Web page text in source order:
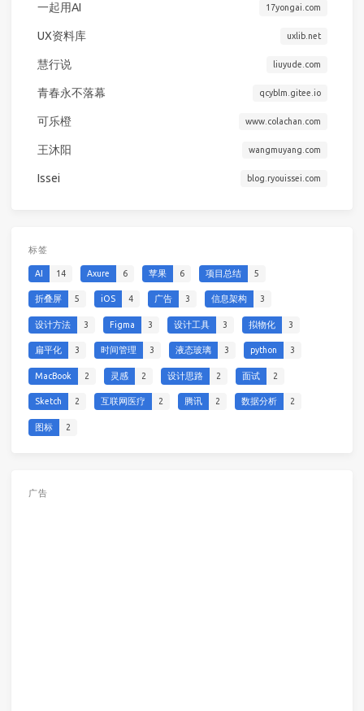
一起用AI 17yongai.com
UX资料库 uxlib.net
慧行说 liuyude.com
青春永不落幕 qcyblm.gitee.io
可乐橙 www.colachan.com
王沐阳 wangmuyang.com
Issei blog.ryouissei.com
标签
AI 14 Axure 6 苹果 6 项目总结 5
折叠屏 5 iOS 4 广告 3 信息架构 3
设计方法 3 Figma 3 设计工具 3 拟物化 3
扁平化 3 时间管理 3 液态玻璃 3 python 3
MacBook 2 灵感 2 设计思路 2 面试 2
Sketch 2 互联网医疗 2 腾讯 2 数据分析 2
图标 2
广告